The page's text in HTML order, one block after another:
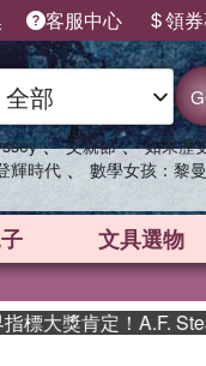
客服中心 領
、 父親節 、 如果歷
輝時代 、 數學女孩：黎
文具選物
大獎肯定！A.F.